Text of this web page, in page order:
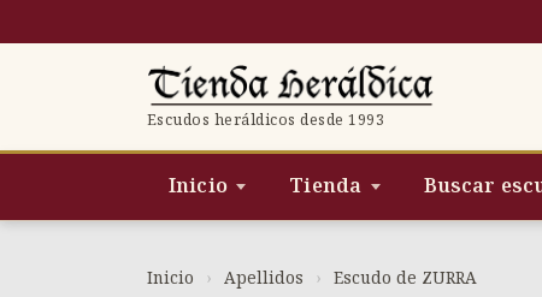
al
Escudos heráldicos desde 1993
Inicio Tienda Buscar
Inicio › Apellidos › Escudo de ZURRA